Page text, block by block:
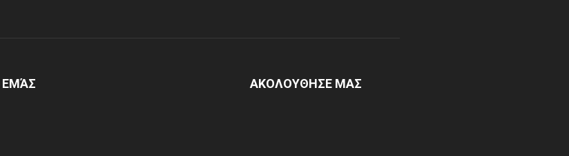
ΕΜΆΣ ΑΚΟΛΟΥΘΗΣΕ ΜΑΣ